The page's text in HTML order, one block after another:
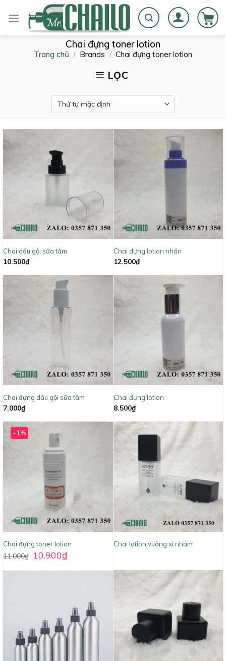
Chai đựng toner lotion
Trang chủ / Brands / Chai đựng toner lotion
LỌC
Chai dầu gội sữa tắm
10.500₫
Chai dựng lotion nhấn
12.500₫
Chai đựng dầu gội sữa tắm
7.000₫
Chai đựng lotion
8.500₫
-1%
Chai đựng toner lotion
11.000₫ 10.900₫
Chai lotion vuông xi nhám